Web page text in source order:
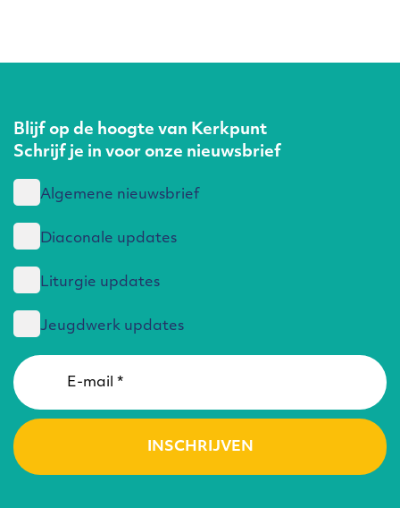
Blijf op de hoogte van Kerkpunt
Schrijf je in voor onze nieuwsbrief
Algemene nieuwsbrief
Diaconale updates
Liturgie updates
Jeugdwerk updates